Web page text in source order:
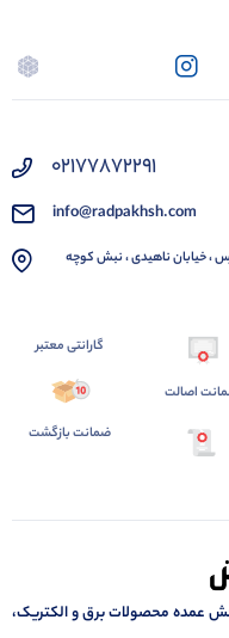
02177872291
info@radpakhsh.com
، خیابان ناهیدی ، نبش کوچه
اصالت
گارانتی معتبر
ضمانت بازگشت
در حوزه پخش عمده محصولات برق و الکتریک،